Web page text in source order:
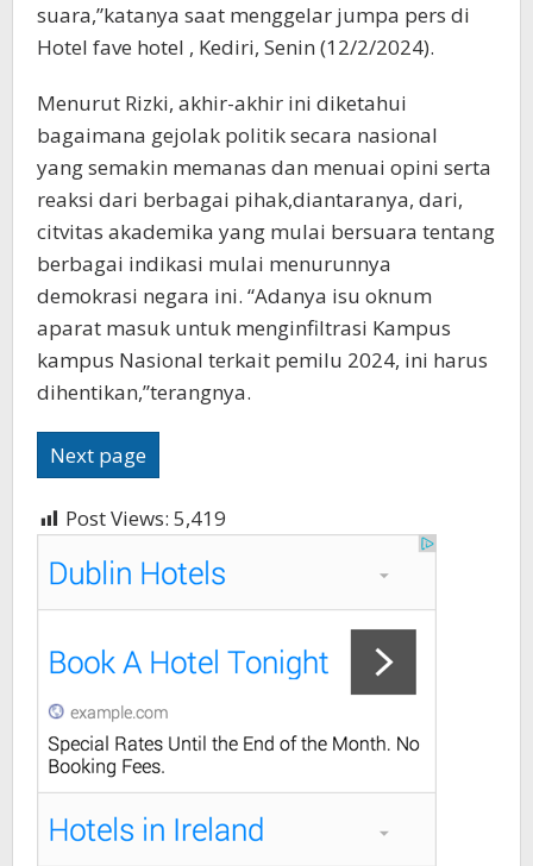
suara,”katanya saat menggelar jumpa pers di
Hotel fave hotel , Kediri, Senin (12/2/2024).
Menurut Rizki, akhir-akhir ini diketahui
bagaimana gejolak politik secara nasional
yang semakin memanas dan menuai opini serta
reaksi dari berbagai pihak,diantaranya, dari,
citvitas akademika yang mulai bersuara tentang
berbagai indikasi mulai menurunnya
demokrasi negara ini. “Adanya isu oknum
aparat masuk untuk menginfiltrasi Kampus
kampus Nasional terkait pemilu 2024, ini harus
dihentikan,”terangnya.
Next page
Post Views: 5,419